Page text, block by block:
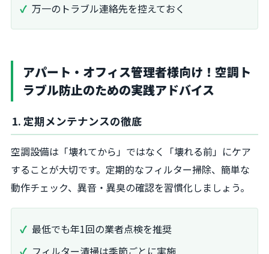
万一のトラブル連絡先を控えておく
アパート・オフィス管理者様向け！空調ト
ラブル防止のための実践アドバイス
1. 定期メンテナンスの徹底
空調設備は「壊れてから」ではなく「壊れる前」にケア
することが大切です。定期的なフィルター掃除、簡単な
動作チェック、異音・異臭の確認を習慣化しましょう。
最低でも年1回の業者点検を推奨
フィルター清掃は季節ごとに実施